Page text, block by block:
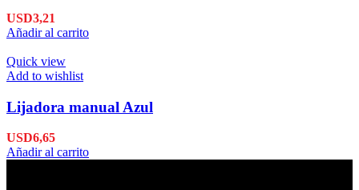
USD3,21
Añadir al carrito
Quick view
Add to wishlist
Lijadora manual Azul
USD6,65
Añadir al carrito